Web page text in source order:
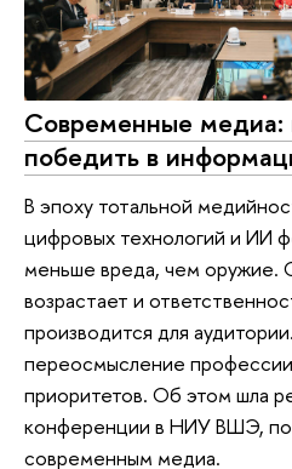
Современные медиа:
победить в
В эпоху тотальной
цифровых технологий и ИИ
меньше вреда, чем оружие.
возрастает и
производится для
переосмысление
приоритетов. Об этом шла
конференции в НИУ ВШЭ,
современным медиа.